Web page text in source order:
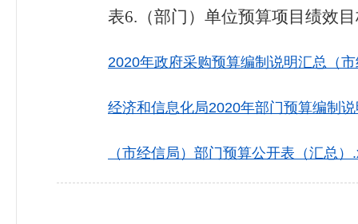
表6.（部门）单位预算项目绩效
2020年政府采购预算编制说明汇总（
经济和信息化局2020年部门预算编制
（市经信局）部门预算公开表（汇总）